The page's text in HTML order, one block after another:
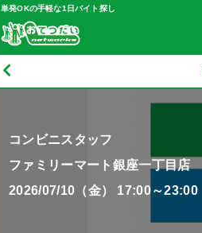
単発OKの手軽な1日バイト探し
コンビニスタッフ
ファミリーマート銀座一丁目店
2026/07/10（金） 17:00～23:00